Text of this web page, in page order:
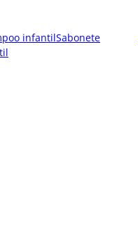
infantilSabonete